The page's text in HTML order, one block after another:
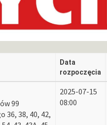
Data
rozpoczęcia
99
36, 38, 40, 42,
2025-07-15
08:00